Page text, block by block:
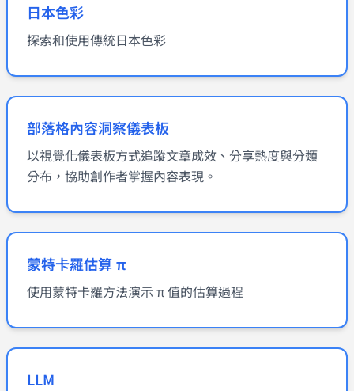
日本色彩
探索和使用傳統日本色彩
部落格內容洞察儀表板
以視覺化儀表板方式追蹤文章成效、分享熱度與分類
分布，協助創作者掌握內容表現。
蒙特卡羅估算 π
使用蒙特卡羅方法演示 π 值的估算過程
LLM